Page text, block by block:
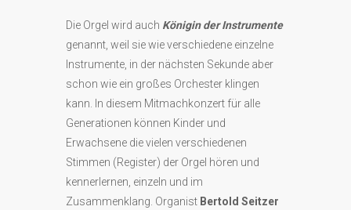
Die Orgel wird auch Königin der Instrumente
genannt, weil sie wie verschiedene einzelne
Instrumente, in der nächsten Sekunde aber
schon wie ein großes Orchester klingen
kann. In diesem Mitmachkonzert für alle
Generationen können Kinder und
Erwachsene die vielen verschiedenen
Stimmen (Register) der Orgel hören und
kennerlernen, einzeln und im
Zusammenklang. Organist Bertold Seitzer